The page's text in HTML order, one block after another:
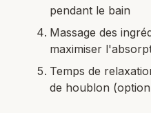
pendant le bain
Massage des
maximiser
Temps de
de houblon